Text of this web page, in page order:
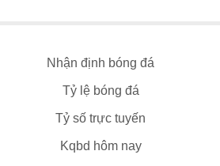
Nhận định bóng đá
Tỷ lệ bóng đá
Tỷ số trực tuyến
Kqbd hôm nay